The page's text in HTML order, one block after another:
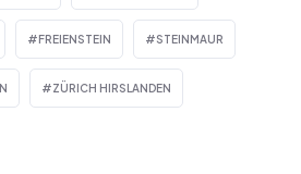
FREIENSTEIN STEINMAUR
ZÜRICH HIRSLANDEN